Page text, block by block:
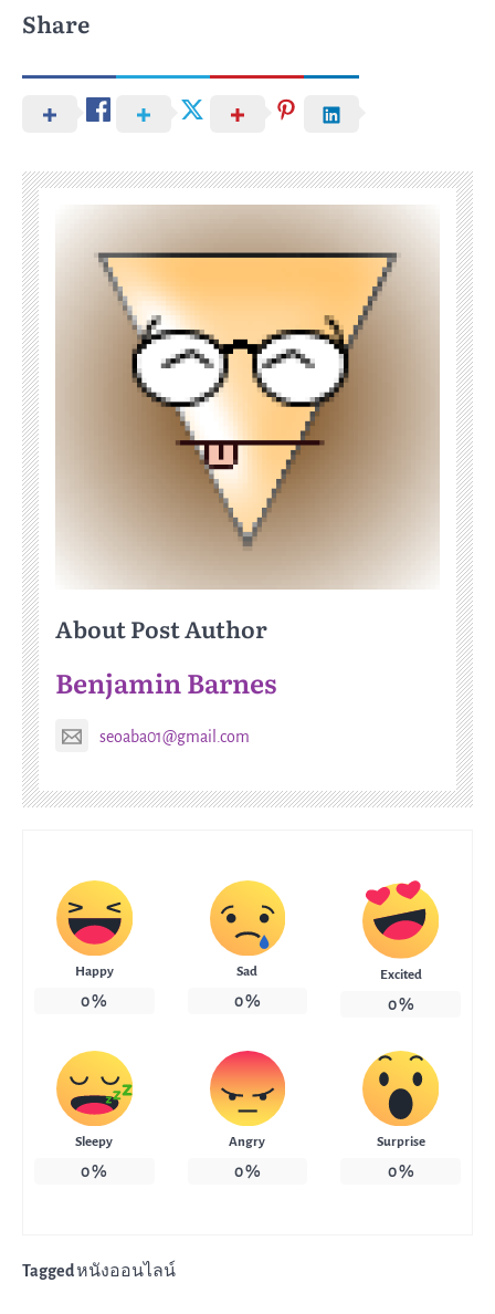
Share
About Post Author
Benjamin Barnes
seoaba01@gmail.com
Happy
0%
Sad
0%
Excited
0%
Sleepy
0%
Angry
0%
Surprise
0%
Taggedหนังออนไลน์